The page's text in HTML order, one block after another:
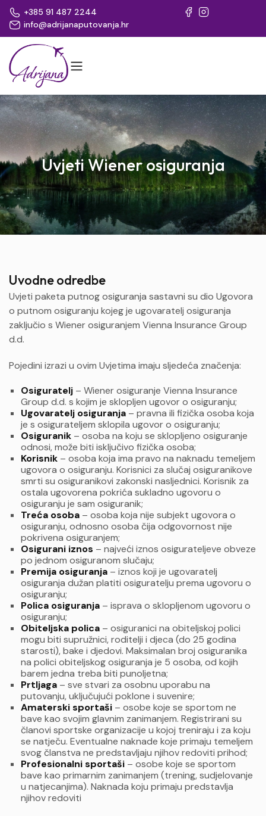
+385 91 487 2244
info@adrijanaputovanja.hr
Uvjeti Wiener osiguranja
Uvodne odredbe
Uvjeti paketa putnog osiguranja sastavni su dio Ugovora
o putnom osiguranju kojeg je ugovaratelj osiguranja
zaključio s Wiener osiguranjem Vienna Insurance Group
d.d.
Pojedini izrazi u ovim Uvjetima imaju sljedeća značenja:
Osiguratelj – Wiener osiguranje Vienna Insurance
Group d.d. s kojim je sklopljen ugovor o osiguranju;
Ugovaratelj osiguranja – pravna ili fizička osoba koja
je s osigurateljem sklopila ugovor o osiguranju;
Osiguranik – osoba na koju se sklopljeno osiguranje
odnosi, može biti isključivo fizička osoba;
Korisnik – osoba koja ima pravo na naknadu temeljem
ugovora o osiguranju. Korisnici za slučaj osiguranikove
smrti su osiguranikovi zakonski nasljednici. Korisnik za
ostala ugovorena pokrića sukladno ugovoru o
osiguranju je sam osiguranik;
Treća osoba – osoba koja nije subjekt ugovora o
osiguranju, odnosno osoba čija odgovornost nije
pokrivena osiguranjem;
Osigurani iznos – najveći iznos osigurateljeve obveze
po jednom osiguranom slučaju;
Premija osiguranja – iznos koji je ugovaratelj
osiguranja dužan platiti osiguratelju prema ugovoru o
osiguranju;
Polica osiguranja – isprava o sklopljenom ugovoru o
osiguranju;
Obiteljska polica – osiguranici na obiteljskoj polici
mogu biti supružnici, roditelji i djeca (do 25 godina
starosti), bake i djedovi. Maksimalan broj osiguranika
na polici obiteljskog osiguranja je 5 osoba, od kojih
barem jedna treba biti punoljetna;
Prtljaga – sve stvari za osobnu uporabu na
putovanju, uključujući poklone i suvenire;
Amaterski sportaši – osobe koje se sportom ne
bave kao svojim glavnim zanimanjem. Registrirani su
članovi sportske organizacije u kojoj treniraju i za koju
se natječu. Eventualne naknade koje primaju temeljem
svog članstva ne predstavljaju njihov redoviti prihod;
Profesionalni sportaši – osobe koje se sportom
bave kao primarnim zanimanjem (trening, sudjelovanje
u natjecanjima). Naknada koju primaju predstavlja
njihov redoviti